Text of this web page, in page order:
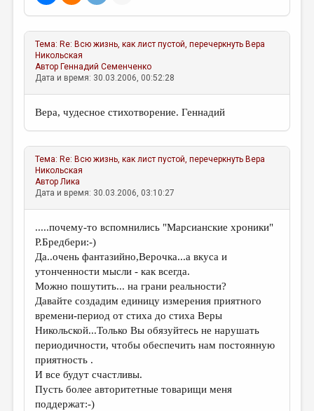
Тема: Re: Всю жизнь, как лист пустой, перечеркнуть Вера
Никольская
Автор Геннадий Семенченко
Дата и время: 30.03.2006, 00:52:28
Вера, чудесное стихотворение. Геннадий
Тема: Re: Всю жизнь, как лист пустой, перечеркнуть Вера
Никольская
АвторЛика
Дата и время: 30.03.2006, 03:10:27
.....почему-то вспомнились "Марсианские хроники"
Р.Бредбери:-)
Да..очень фантазийно,Верочка...а вкуса и
утонченности мысли - как всегда.
Можно пошутить... на грани реальности?
Давайте создадим единицу измерения приятного
времени-период от стиха до стиха Веры
Никольской...Только Вы обязуйтесь не нарушать
периодичности, чтобы обеспечить нам постоянную
приятность .
И все будут счастливы.
Пусть более авторитетные товарищи меня
поддержат:-)